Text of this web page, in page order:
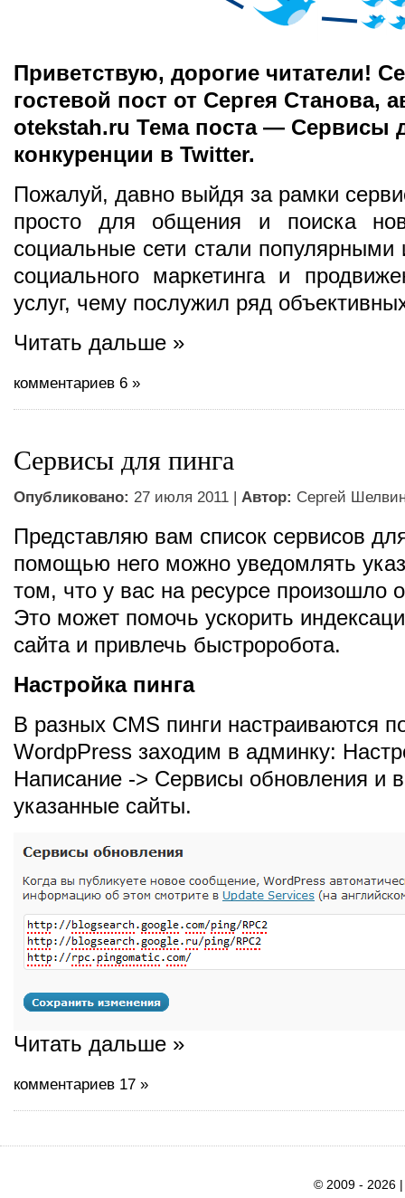
Приветствую, дорогие читатели!
гостевой пост от Сергея Станова,
otekstah.ru Тема поста — Сервисы
конкуренции в Twitter.
Пожалуй, давно выйдя за рамки
просто для общения и поиска
социальные сети стали популярными
социального маркетинга и
услуг, чему послужил ряд
Читать дальше »
комментариев 6 »
Сервисы для пинга
Опубликовано: 27 июля 2011 | Автор: Сергей
Представляю вам список сервисов
помощью него можно уведомлять
том, что у вас на ресурсе произошло
Это может помочь ускорить
сайта и привлечь быстроробота.
Настройка пинга
В разных CMS пинги настраиваются
WordpPress заходим в админку:
Написание -> Сервисы обновления и
указанные сайты.
Читать дальше »
комментариев 17 »
© 2009 - 2026